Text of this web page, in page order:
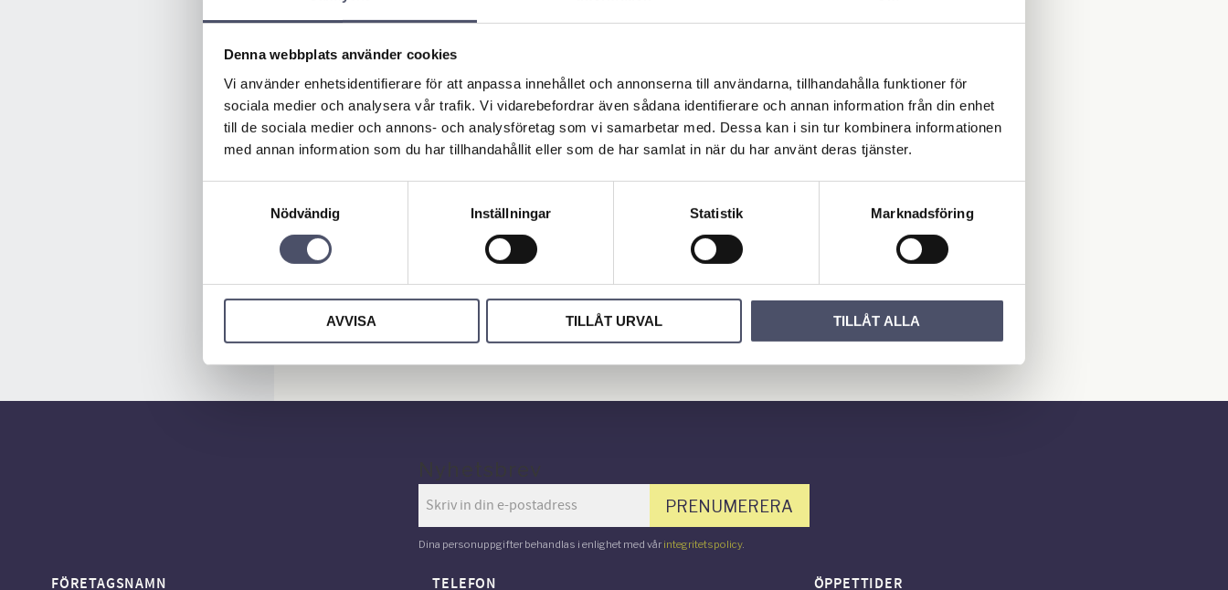
Denna webbplats använder cookies
Vi använder enhetsidentifierare för att anpassa innehållet och annonserna till användarna, tillhandahålla funktioner för
sociala medier och analysera vår trafik. Vi vidarebefordrar även sådana identifierare och annan information från din enhet
till de sociala medier och annons- och analysföretag som vi samarbetar med. Dessa kan i sin tur kombinera informationen
med annan information som du har tillhandahållit eller som de har samlat in när du har använt deras tjänster.
Nödvändig
Inställningar Statistik Marknadsföring
AVVISA TILLÅT URVAL TILLÅT ALLA
Omdömen
Bli den första att lämna ett
omdöme.
PRENUMERERA
Dina personuppgifter behandlas i enlighet med vår integritetspolicy.
FÖRETAGSNAMN TELEFON ÖPPETTIDER